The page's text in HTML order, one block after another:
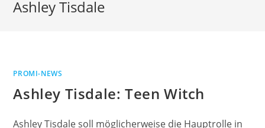
Ashley Tisdale
PROMI-NEWS
Ashley Tisdale: Teen Witch
Ashley Tisdale soll möglicherweise die Hauptrolle in